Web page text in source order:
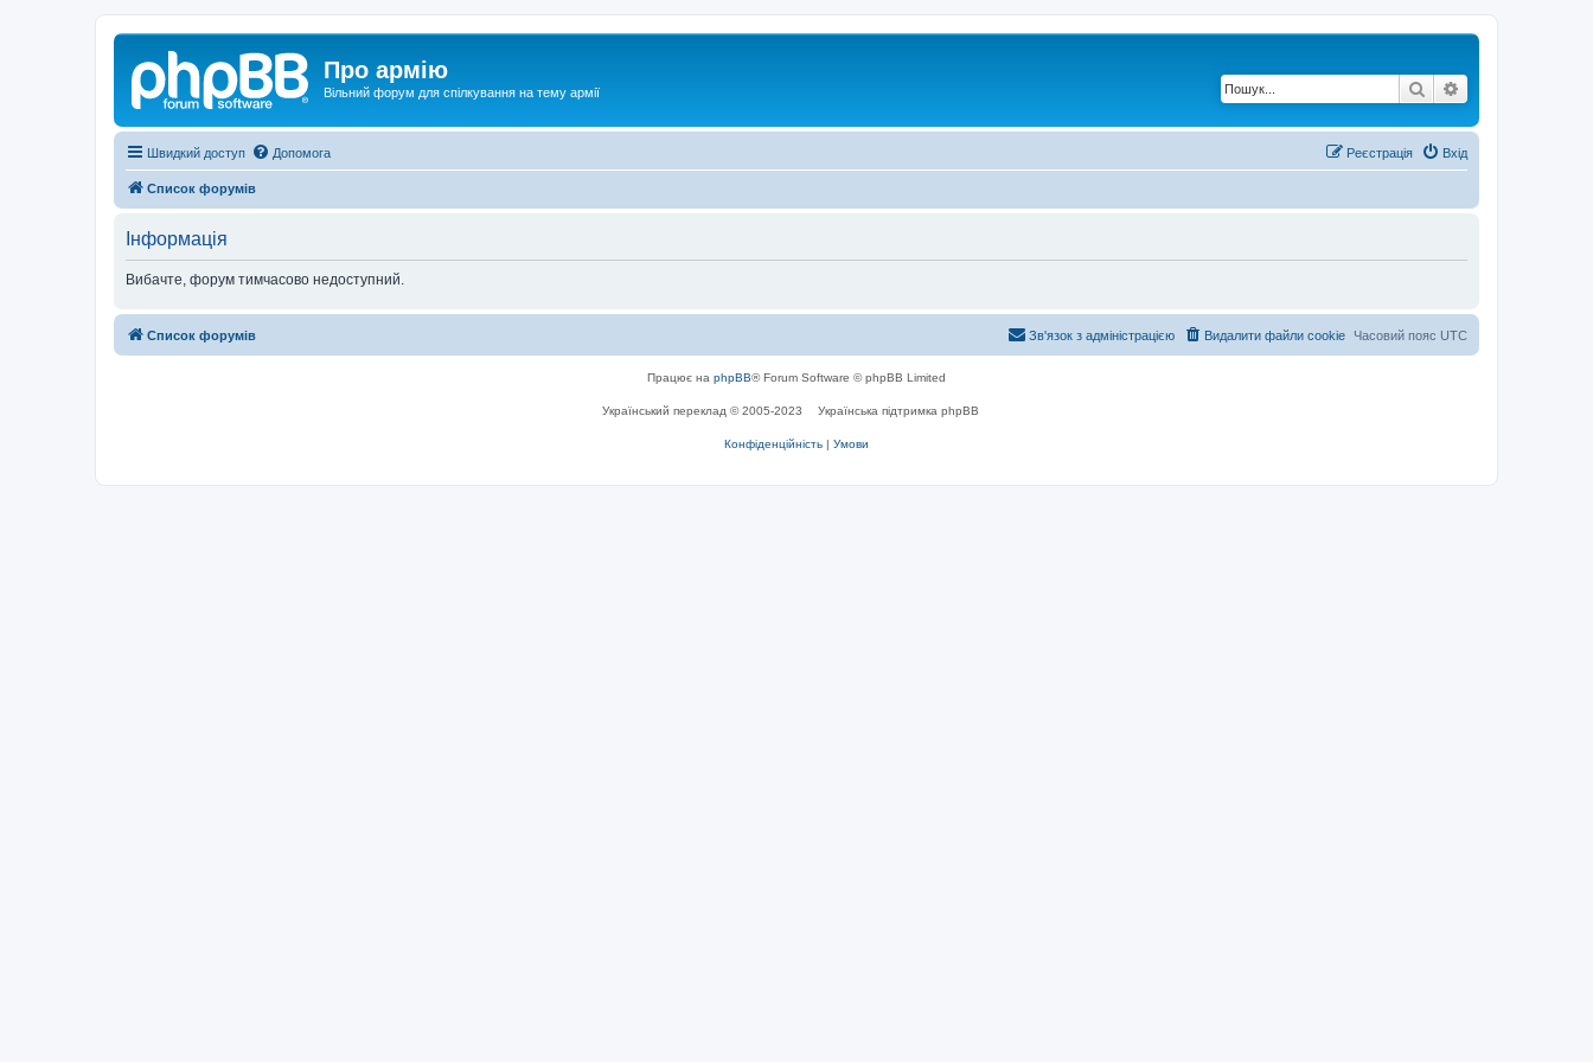
Про армію
Вільний форум для спілкування на тему армії Пошук
Швидкий доступ Допомога Вхід
Реєстрація
Список форумів
Інформація
Вибачте, форум тимчасово недоступний.
Список форумів Часовий пояс UTC
Видалити файли cookie
Зв'язок з адміністрацією
Працює на phpBB® Forum Software © phpBB Limited
Український переклад © 2005-2023 Українська підтримка phpBB
Конфіденційність | Умови